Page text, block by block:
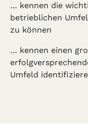
… kennen die
betrieblichen
zu können
… kennen einen
Umfeld